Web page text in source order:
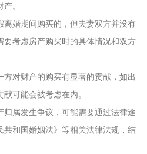
。
离婚期间购买的，但夫妻双方并没有
要考虑房产购买时的具体情况和双方
对财产的购买有显著的贡献，如出
可能会被考虑在内。
属发生争议，可能需要通过法律途
和国婚姻法》等相关法律法规，结